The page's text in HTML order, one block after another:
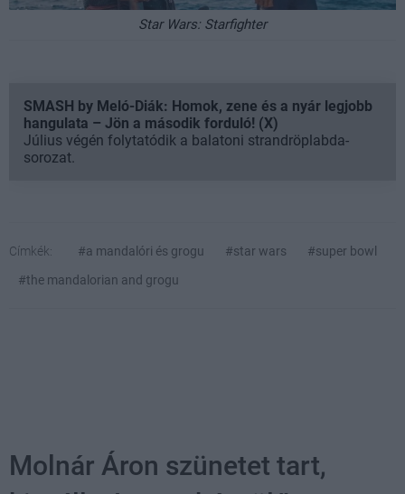
Star Wars: Starfighter
SMASH by Meló-Diák: Homok, zene és a nyár legjobb
hangulata – Jön a második forduló! (X)
Július végén folytatódik a balatoni strandröplabda-
sorozat.
Címkék: #a mandalóri és grogu #star wars
#super bowl
#the mandalorian and grogu
Molnár Áron szünetet tart,